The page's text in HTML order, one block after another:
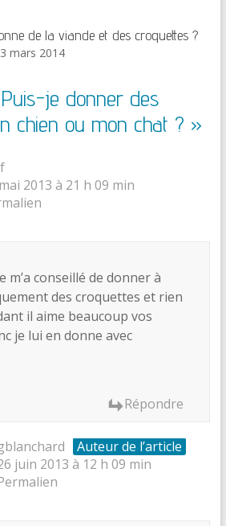
de la viande et des croquettes ?
mars 2014
Puis-je donner des
chien ou mon chat ? »
2013 à 21 h 09 min
m’a conseillé de donner à
des croquettes et rien
il aime beaucoup vos
je lui en donne avec
Répondre
Auteur de l’article
juin 2013 à 12 h 09 min